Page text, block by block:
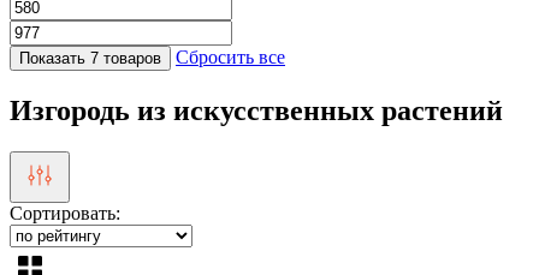
Показать 7 товаров Сбросить все
Изгородь из искусственных растений
Сортировать: